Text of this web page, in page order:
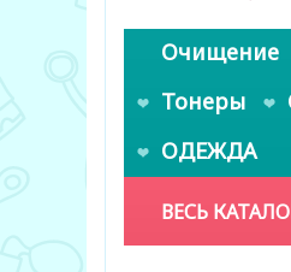
Очищение
Тонеры
ОДЕЖДА
ВЕСЬ